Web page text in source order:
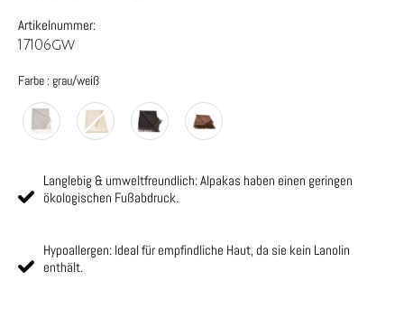
Artikelnummer:
17106gw
Farbe : grau/weißFarbe
Langlebig & umweltfreundlich: Alpakas haben einen geringen
ökologischen Fußabdruck.
Hypoallergen: Ideal für empfindliche Haut, da sie kein Lanolin
enthält.